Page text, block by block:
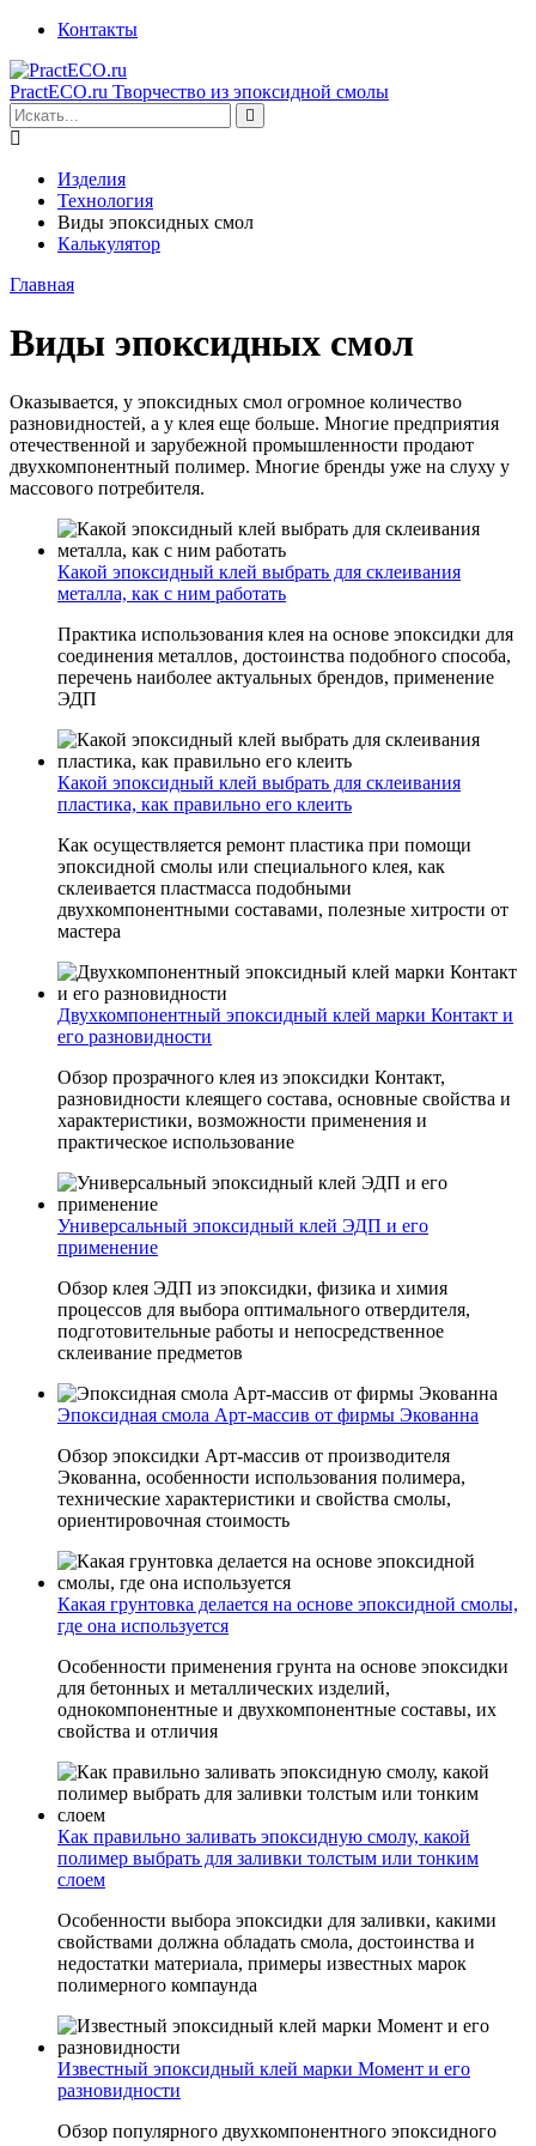
Контакты
PractECO.ru Творчество из эпоксидной смолы
Изделия
Технология
Виды эпоксидных смол
Калькулятор
Главная
Виды эпоксидных смол
Оказывается, у эпоксидных смол огромное количество
разновидностей, а у клея еще больше. Многие предприятия
отечественной и зарубежной промышленности продают
двухкомпонентный полимер. Многие бренды уже на слуху у
массового потребителя.
Какой эпоксидный клей выбрать для склеивания
металла, как с ним работать
Практика использования клея на основе эпоксидки для
соединения металлов, достоинства подобного способа,
перечень наиболее актуальных брендов, применение
ЭДП
Какой эпоксидный клей выбрать для склеивания
пластика, как правильно его клеить
Как осуществляется ремонт пластика при помощи
эпоксидной смолы или специального клея, как
склеивается пластмасса подобными
двухкомпонентными составами, полезные хитрости от
мастера
Двухкомпонентный эпоксидный клей марки Контакт и
его разновидности
Обзор прозрачного клея из эпоксидки Контакт,
разновидности клеящего состава, основные свойства и
характеристики, возможности применения и
практическое использование
Универсальный эпоксидный клей ЭДП и его
применение
Обзор клея ЭДП из эпоксидки, физика и химия
процессов для выбора оптимального отвердителя,
подготовительные работы и непосредственное
склеивание предметов
Эпоксидная смола Арт-массив от фирмы Экованна
Обзор эпоксидки Арт-массив от производителя
Экованна, особенности использования полимера,
технические характеристики и свойства смолы,
ориентировочная стоимость
Какая грунтовка делается на основе эпоксидной смолы,
где она используется
Особенности применения грунта на основе эпоксидки
для бетонных и металлических изделий,
однокомпонентные и двухкомпонентные составы, их
свойства и отличия
Как правильно заливать эпоксидную смолу, какой
полимер выбрать для заливки толстым или тонким
слоем
Особенности выбора эпоксидки для заливки, какими
свойствами должна обладать смола, достоинства и
недостатки материала, примеры известных марок
полимерного компаунда
Известный эпоксидный клей марки Момент и его
разновидности
Обзор популярного двухкомпонентного эпоксидного